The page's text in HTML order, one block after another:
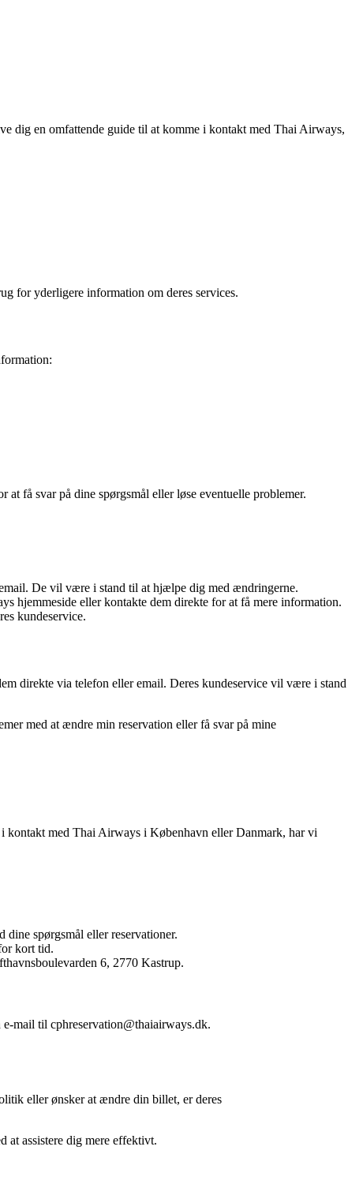
dig en omfattende guide til at komme i kontakt med Thai Airways,
for yderligere information om deres services.
få svar på dine spørgsmål eller løse eventuelle problemer.
De vil være i stand til at hjælpe dig med ændringerne.
hjemmeside eller kontakte dem direkte for at få mere information.
kundeservice.
direkte via telefon eller email. Deres kundeservice vil være i stand
med at ændre min reservation eller få svar på mine
kontakt med Thai Airways i København eller Danmark, har vi
spørgsmål eller reservationer.
kort tid.
6, 2770 Kastrup.
mail til cphreservation@thaiairways.dk.
eller ønsker at ændre din billet, er deres
at assistere dig mere effektivt.